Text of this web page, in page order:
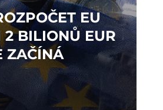
EU
2 BILIONŮ EUR
ZAČÍNÁ